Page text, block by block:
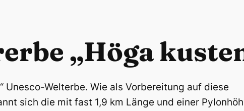
„Höga
Unesco-Welterbe. Wie als Vorbereitung auf diese
sich die mit fast 1,9 km Länge und einer